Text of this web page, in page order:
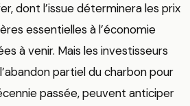
dont l’issue déterminera les prix
essentielles à l’économie
à venir. Mais les investisseurs
partiel du charbon pour
passée, peuvent anticiper